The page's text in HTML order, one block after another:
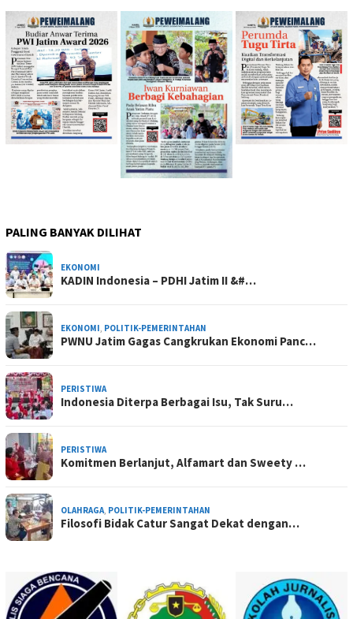
PALING BANYAK DILIHAT
EKONOMI
KADIN Indonesia – PDHI Jatim II &#…
EKONOMI POLITIK-PEMERINTAHAN
PWNU Jatim Gagas Cangkrukan Ekonomi Panc…
PERISTIWA
Indonesia Diterpa Berbagai Isu, Tak Suru…
PERISTIWA
Komitmen Berlanjut, Alfamart dan Sweety …
OLAHRAGA POLITIK-PEMERINTAHAN
Filosofi Bidak Catur Sangat Dekat dengan…